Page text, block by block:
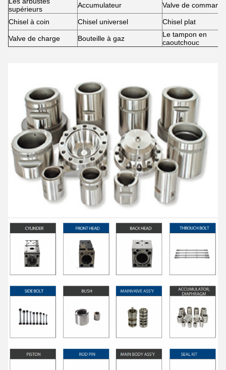
supérieurs
Accumulateur Valve de
Chisel à coin Chisel universel Chisel plat
Valve de charge Bouteille à gaz
Le tampon en
caoutchouc